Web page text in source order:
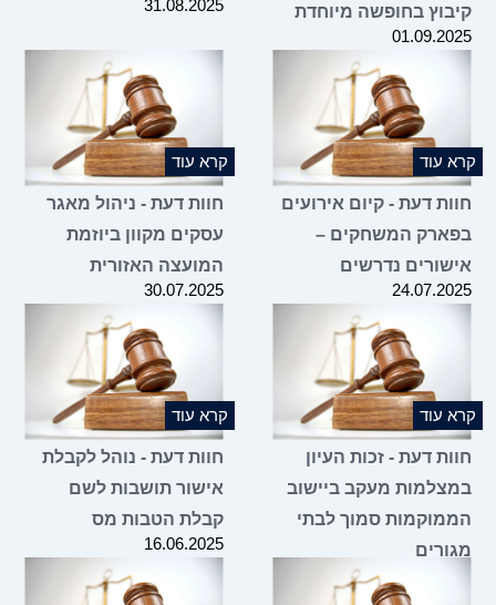
קיבוץ בחופשה מיוחדת
01.09.2025
31.08.2025
קרא עוד
חוות דעת - קיום אירועים
בפארק המשחקים –
אישורים נדרשים
24.07.2025
קרא עוד
חוות דעת - ניהול מאגר
עסקים מקוון ביוזמת
המועצה האזורית
30.07.2025
קרא עוד
חוות דעת - זכות העיון
במצלמות מעקב ביישוב
הממוקמות סמוך לבתי
מגורים
קרא עוד
חוות דעת - נוהל לקבלת
אישור תושבות לשם
קבלת הטבות מס
16.06.2025